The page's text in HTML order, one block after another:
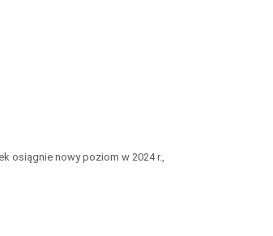
osiągnie nowy poziom w 2024 r.,